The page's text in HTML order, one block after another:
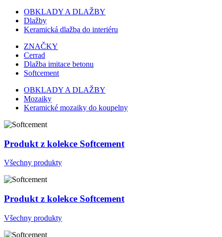
OBKLADY A DLAŽBY
Dlažby
Keramická dlažba do interiéru
ZNAČKY
Cerrad
Dlažba imitace betonu
Softcement
OBKLADY A DLAŽBY
Mozaiky
Keramické mozaiky do koupelny
Produkt z kolekce Softcement
Všechny produkty
Produkt z kolekce Softcement
Všechny produkty